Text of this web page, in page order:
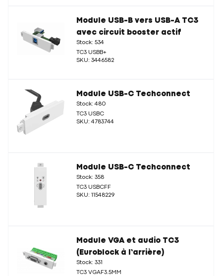
Module USB-B vers USB-A TC3
avec circuit booster actif
Stock: 534
TC3 USBB+
SKU: 3446582
Module USB-C Techconnect
Stock: 480
TC3 USBC
SKU: 4783744
Module USB-C Techconnect
Stock: 358
TC3 USBCFF
SKU: 11548229
Module VGA et audio TC3
(Euroblock à l’arrière)
Stock: 331
TC3 VGAF3.5MM